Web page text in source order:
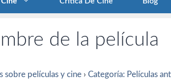
de la película
sobre películas y cine › Categoría: Películas